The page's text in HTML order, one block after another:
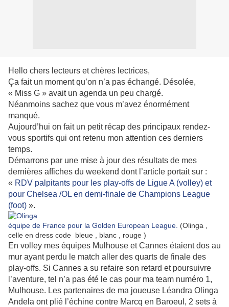
Hello chers lecteurs et chères lectrices,
Ça fait un moment qu’on n’a pas échangé. Désolée,
« Miss G » avait un agenda un peu chargé.
Néanmoins sachez que vous m’avez énormément
manqué.
Aujourd’hui on fait un petit récap des principaux rendez-
vous sportifs qui ont retenu mon attention ces derniers
temps.
Démarrons par une mise à jour des résultats de mes
dernières affiches du weekend dont l’article portait sur :
« RDV palpitants pour les play-offs de Ligue A (volley) et
pour Chelsea /OL en demi-finale de Champions League
(foot) ».
équipe de France pour la Golden European League (Olinga ,
celle en dress code bleue , blanc , rouge )
En volley mes équipes Mulhouse et Cannes étaient dos au
mur ayant perdu le match aller des quarts de finale des
play-offs. Si Cannes a su refaire son retard et poursuivre
l’aventure, tel n’a pas été le cas pour ma team numéro 1,
Mulhouse. Les partenaires de ma joueuse Léandra Olinga
Andela ont plié l’échine contre Marcq en Baroeul, 2 sets à